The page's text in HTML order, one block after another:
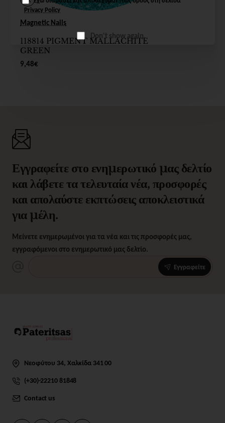
Privacy Policy
Don't show again.
Magnetic Nails
118814 PIGMENT MALLACHITE
GREEN
9,48€
Εγγραφείτε στο ενημερωτικό μας δελτίο
και λάβετε τα τελευταία νέα, προσφορές
και απολαύστε εκπτώσεις αποκλειστικά
για μέλη.
Μείνετε ενημερωμένοι για τα νέα και τις προσφορές μας,
εγγραφόμενοι στο ενημερωτικό μας δελτίο.
Εγγραφείτε
Νεοφύτου 34, Χαλκίδα 341 00
(+30)-22210 81848
Contact us